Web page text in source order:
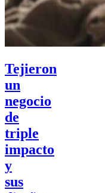
Tejieron
un
negocio
de
triple
impacto
y
sus